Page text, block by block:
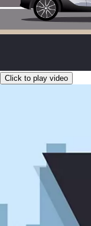
Click to play video